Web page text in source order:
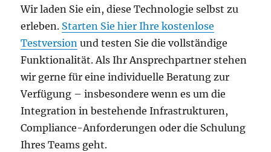
Wir laden Sie ein, diese Technologie selbst zu
erleben. Starten Sie hier Ihre kostenlose
Testversion und testen Sie die vollständige
Funktionalität. Als Ihr Ansprechpartner stehen
wir gerne für eine individuelle Beratung zur
Verfügung – insbesondere wenn es um die
Integration in bestehende Infrastrukturen,
Compliance-Anforderungen oder die Schulung
Ihres Teams geht.